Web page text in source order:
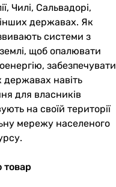
Чилі, Сальвадорі,
інших державах. Як
системи з
щоб опалювати
забезпечувати
навіть
для власників
на своїй території
мережу населеного
товар